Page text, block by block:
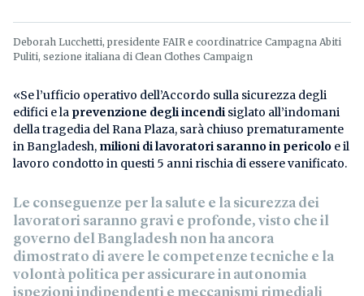
Deborah Lucchetti, presidente FAIR e coordinatrice Campagna Abiti
Puliti, sezione italiana di Clean Clothes Campaign
«Se l’ufficio operativo dell’Accordo sulla sicurezza degli
edifici e la prevenzione degli incendi siglato all’indomani
della tragedia del Rana Plaza, sarà chiuso prematuramente
in Bangladesh, milioni di lavoratori saranno in pericolo e il
lavoro condotto in questi 5 anni rischia di essere vanificato.
Le conseguenze per la salute e la sicurezza dei
lavoratori saranno gravi e profonde, visto che il
governo del Bangladesh non ha ancora
dimostrato di avere le competenze tecniche e la
volontà politica per assicurare in autonomia
ispezioni indipendenti e meccanismi rimediali